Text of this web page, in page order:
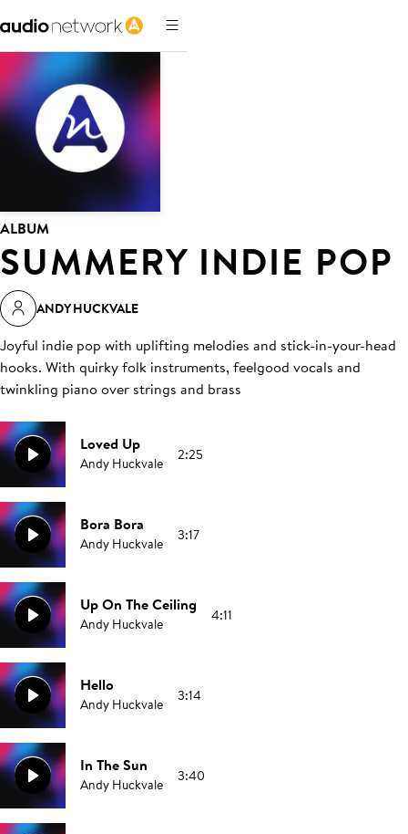
ALBUM
SUMMERY INDIE POP
ANDY HUCKVALE
Joyful indie pop with uplifting melodies and stick-in-your-head
hooks. With quirky folk instruments, feelgood vocals and
twinkling piano over strings and brass
Loved Up
Andy Huckvale 2:25
Bora Bora
Andy Huckvale 3:17
Up On The Ceiling
Andy Huckvale 4:11
Hello
Andy Huckvale 3:14
In The Sun
Andy Huckvale 3:40